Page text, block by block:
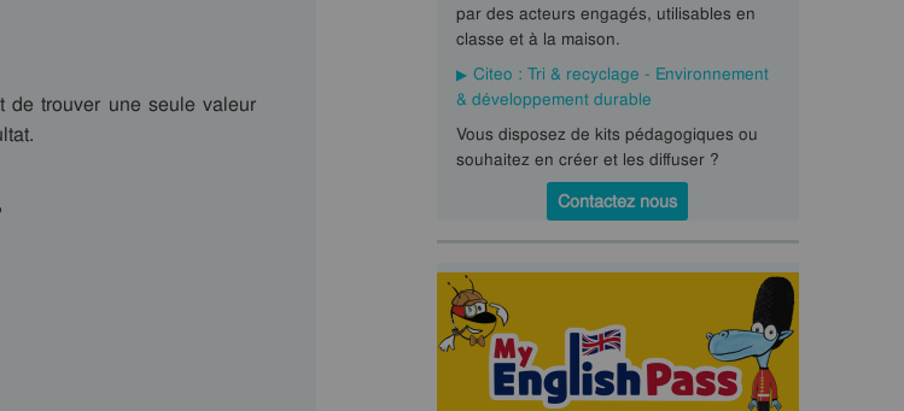
de trouver une seule valeur
par des acteurs engagés, utilisables en
classe et à la maison.
Citeo : Tri & recyclage - Environnement
& développement durable
Vous disposez de kits pédagogiques ou
souhaitez en créer et les diffuser ?
Contactez nous